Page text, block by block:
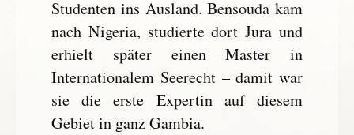
Studenten ins Ausland. Bensouda kam
nach Nigeria, studierte dort Jura und
erhielt später einen Master in
Internationalem Seerecht – damit war
sie die erste Expertin auf diesem
Gebiet in ganz Gambia.